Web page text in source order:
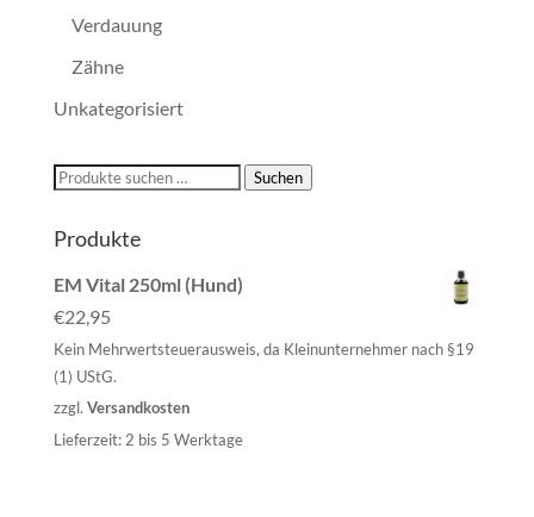
Verdauung
Zähne
Unkategorisiert
Suchen
Suchen
Produkte
EM Vital 250ml (Hund)
€22,95
Kein Mehrwertsteuerausweis, da Kleinunternehmer nach §19
(1) UStG.
zzgl. Versandkosten
Lieferzeit: 2 bis 5 Werktage